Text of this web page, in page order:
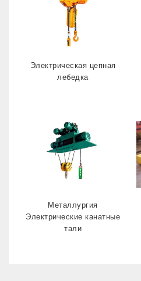
Электрическая цепная
лебедка
Металлургия
Электрические канатные
тали